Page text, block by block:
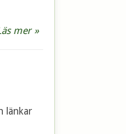
mer »
länkar